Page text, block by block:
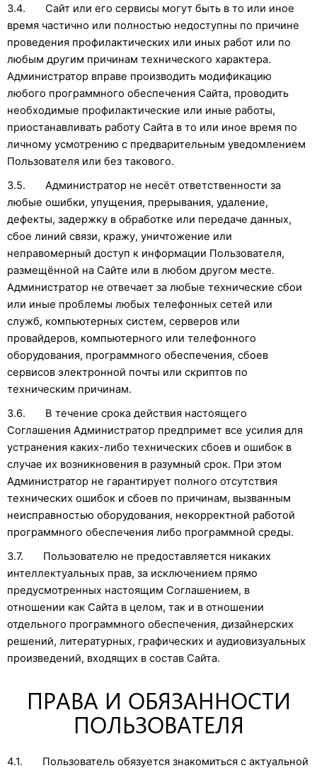
3.4. Сайт или его сервисы могут быть в то или иное
время частично или полностью недоступны по причине
проведения профилактических или иных работ или по
любым другим причинам технического характера.
Администратор вправе производить модификацию
любого программного обеспечения Сайта, проводить
необходимые профилактические или иные работы,
приостанавливать работу Сайта в то или иное время по
личному усмотрению с предварительным уведомлением
Пользователя или без такового.
3.5. Администратор не несёт ответственности за
любые ошибки, упущения, прерывания, удаление,
дефекты, задержку в обработке или передаче данных,
сбое линий связи, кражу, уничтожение или
неправомерный доступ к информации Пользователя,
размещённой на Сайте или в любом другом месте.
Администратор не отвечает за любые технические сбои
или иные проблемы любых телефонных сетей или
служб, компьютерных систем, серверов или
провайдеров, компьютерного или телефонного
оборудования, программного обеспечения, сбоев
сервисов электронной почты или скриптов по
техническим причинам.
3.6. В течение срока действия настоящего
Соглашения Администратор предпримет все усилия для
устранения каких-либо технических сбоев и ошибок в
случае их возникновения в разумный срок. При этом
Администратор не гарантирует полного отсутствия
технических ошибок и сбоев по причинам, вызванным
неисправностью оборудования, некорректной работой
программного обеспечения либо программной среды.
3.7. Пользователю не предоставляется никаких
интеллектуальных прав, за исключением прямо
предусмотренных настоящим Соглашением, в
отношении как Сайта в целом, так и в отношении
отдельного программного обеспечения, дизайнерских
решений, литературных, графических и аудиовизуальных
произведений, входящих в состав Сайта.
ПРАВА И ОБЯЗАННОСТИ
ПОЛЬЗОВАТЕЛЯ
4.1. Пользователь обязуется знакомиться с актуальной